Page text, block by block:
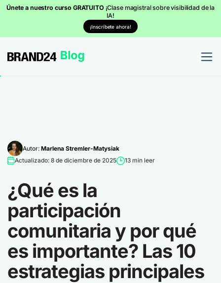
Únete a nuestro curso GRATUITO ¡Clase magistral sobre visibilidad de la
IA!
¡Inscríbete ahora!
Autor: Marlena Stremler-Matysiak
Actualizado: 8 de diciembre de 2025
13 min leer
¿Qué es la
participación
comunitaria y por qué
es importante? Las 10
estrategias principales